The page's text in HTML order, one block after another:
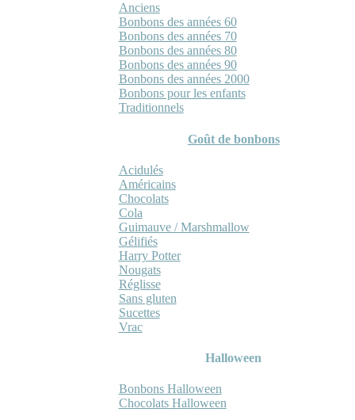
Anciens
Bonbons des années 60
Bonbons des années 70
Bonbons des années 80
Bonbons des années 90
Bonbons des années 2000
Bonbons pour les enfants
Traditionnels
Goût de bonbons
Acidulés
Américains
Chocolats
Cola
Guimauve / Marshmallow
Gélifiés
Harry Potter
Nougats
Réglisse
Sans gluten
Sucettes
Vrac
Halloween
Bonbons Halloween
Chocolats Halloween